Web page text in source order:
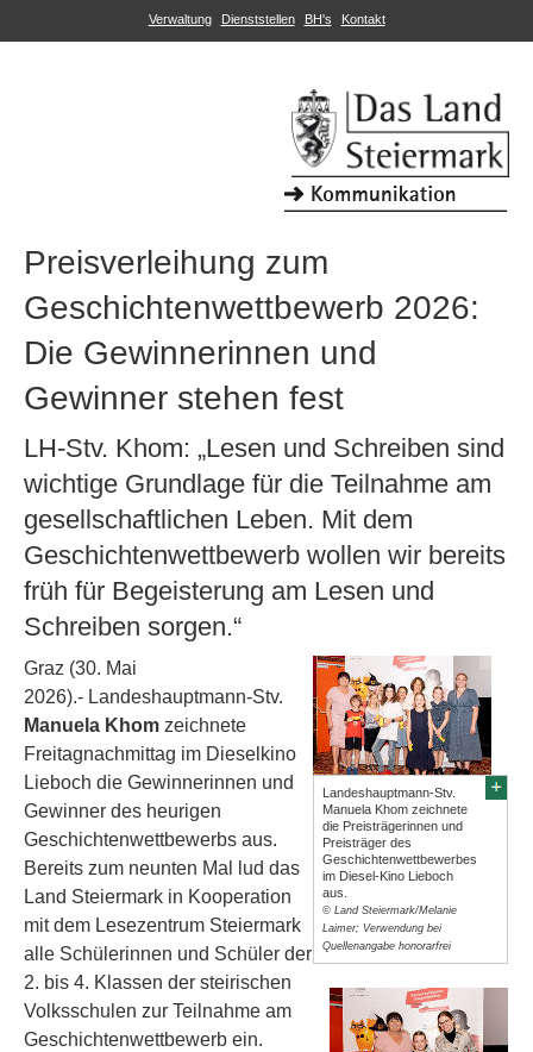
Verwaltung Dienststellen BH's Kontakt
Preisverleihung zum
Geschichtenwettbewerb 2026:
Die Gewinnerinnen und
Gewinner stehen fest
LH-Stv. Khom: „Lesen und Schreiben sind
wichtige Grundlage für die Teilnahme am
gesellschaftlichen Leben. Mit dem
Geschichtenwettbewerb wollen wir bereits
früh für Begeisterung am Lesen und
Schreiben sorgen.“
Landeshauptmann-Stv.
Manuela Khom zeichnete
die Preisträgerinnen und
Preisträger des
Geschichtenwettbewerbes
im Diesel-Kino Lieboch
aus.
© Land Steiermark/Melanie
Laimer; Verwendung bei
Quellenangabe honorarfrei
Graz (30. Mai
2026).- Landeshauptmann-Stv.
Manuela Khom zeichnete
Freitagnachmittag im Dieselkino
Lieboch die Gewinnerinnen und
Gewinner des heurigen
Geschichtenwettbewerbs aus.
Bereits zum neunten Mal lud das
Land Steiermark in Kooperation
mit dem Lesezentrum Steiermark
alle Schülerinnen und Schüler der
2. bis 4. Klassen der steirischen
Volksschulen zur Teilnahme am
Geschichtenwettbewerb ein.